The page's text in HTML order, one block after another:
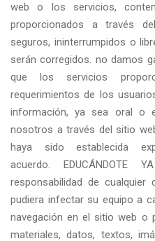
web o los servicios,
proporcionados a través
seguros, ininterrumpidos o
serán corregidos. no damos
que los servicios
requerimientos de los
información, ya sea oral o
nosotros a través del sitio
haya sido establecida
acuerdo. EDUCÁNDOTE
responsabilidad de
pudiera infectar su equipo a
navegación en el sitio web o
materiales, datos, textos,